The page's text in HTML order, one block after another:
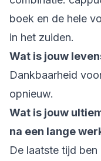
boek en de hele
in het zuiden.
Wat is jouw
Dankbaarheid
opnieuw.
Wat is jouw
na een lange
De laatste tijd